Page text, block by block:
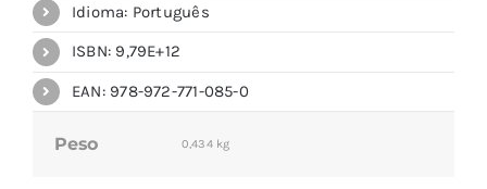
Idioma: Português
ISBN: 9,79E+12
EAN: 978-972-771-085-0
Peso 0,434 kg